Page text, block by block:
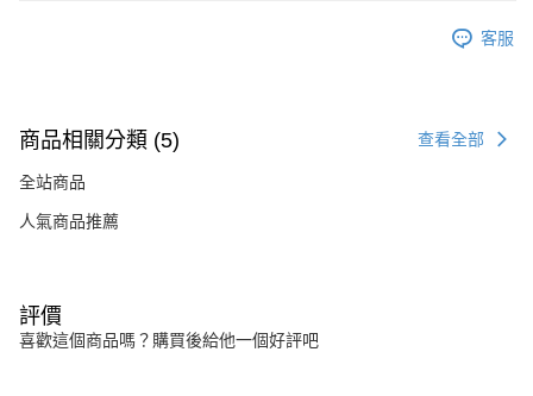
客服
商品相關分類 (5) 查看全部
全站商品
人氣商品推薦
評價
喜歡這個商品嗎？購買後給他一個好評吧